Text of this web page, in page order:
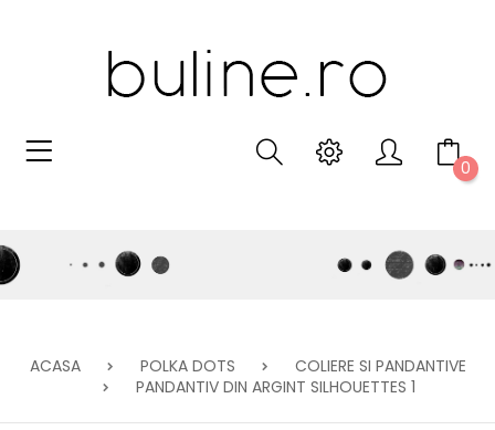
0
ACASA POLKA DOTS
COLIERE SI PANDANTIVE
PANDANTIV DIN ARGINT SILHOUETTES 1